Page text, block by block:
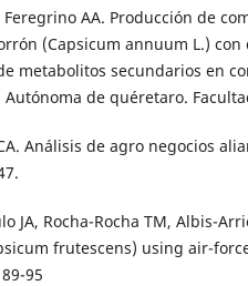
Feregrino AA. Producción de
(Capsicum annuum L.)
metabolitos secundarios en
de quéretaro.
Análisis de agro negocios
JA, Rocha-Rocha TM, Albis-
frutescens) using air-
95